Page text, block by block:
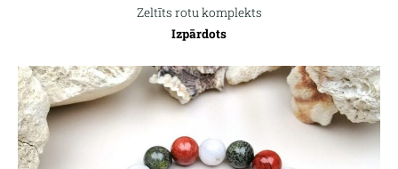
Zeltīts rotu komplekts
Izpārdots